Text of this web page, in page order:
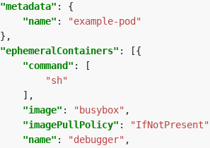
"metadata"
"name" :
"example-pod"
"ephemeralContainers"
"command"
"sh"
"image" : "busybox"
"imagePullPolicy" : "IfNotPresent"
"name" : "debugger"